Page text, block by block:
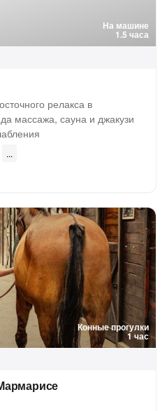
На машине
1.5 часа
релакса в
массажа, сауна и джакузи
Конные прогулки
1 час